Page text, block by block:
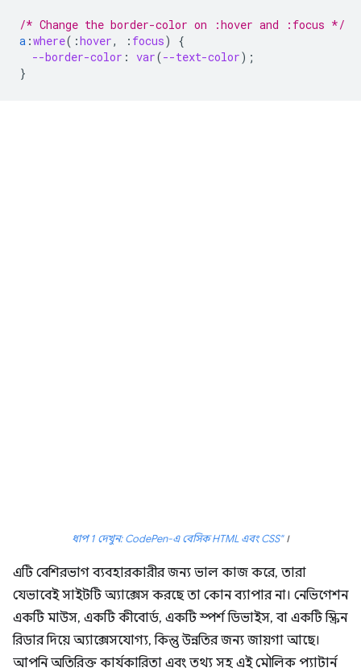
/* Change the border-color on :hover and :focus */
a :where( :hover, : focus)
{
--border-color : var(--text-color);
}
ধাপ 1 দেখুন: CodePen-এ বেসিক HTML এবং CSS"।
এটি বেশিরভাগ ব্যবহারকারীর জন্য ভাল কাজ করে, তারা
যেভাবেই সাইটটি অ্যাক্সেস করছে তা কোন ব্যাপার না। নেভিগেশন
একটি মাউস, একটি কীবোর্ড, একটি স্পর্শ ডিভাইস, বা একটি স্ক্রিন
রিডার দিয়ে অ্যাক্সেসযোগ্য, কিন্তু উন্নতির জন্য জায়গা আছে।
আপনি অতিরিক্ত কার্যকারিতা এবং তথ্য সহ এই মৌলিক প্যাটার্ন